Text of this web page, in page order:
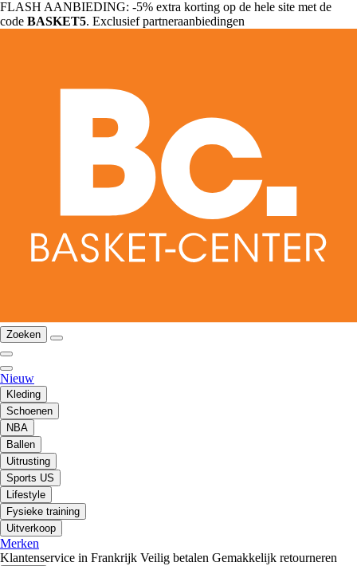
FLASH AANBIEDING: -5% extra korting op de hele site met de
code BASKET5. Exclusief partneraanbiedingen
Zoeken
Nieuw
Kleding
Schoenen
NBA
Ballen
Uitrusting
Sports US
Lifestyle
Fysieke training
Uitverkoop
Merken
Klantenservice in Frankrijk Veilig betalen Gemakkelijk retourneren